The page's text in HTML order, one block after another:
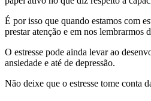
É por isso que quando estamos com
prestar atenção e em nos lembrarmos
O estresse pode ainda levar ao
ansiedade e até de depressão.
Não deixe que o estresse tome conta